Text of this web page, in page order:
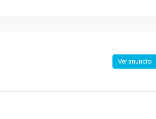
Ver anuncio